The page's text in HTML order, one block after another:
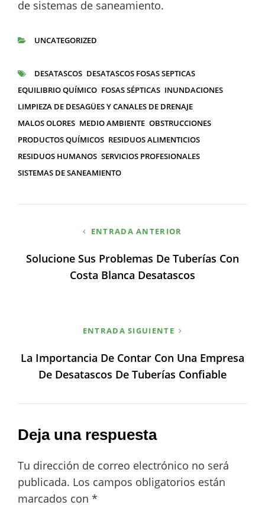
de sistemas de saneamiento.
UNCATEGORIZED
ETIQUETAS
DESATASCOS DESATASCOS FOSAS SEPTICAS
EQUILIBRIO QUÍMICO FOSAS SÉPTICAS INUNDACIONES
LIMPIEZA DE DESAGÜES Y CANALES DE DRENAJE
MALOS OLORES MEDIO AMBIENTE OBSTRUCCIONES
PRODUCTOS QUÍMICOS RESIDUOS ALIMENTICIOS
RESIDUOS HUMANOS SERVICIOS PROFESIONALES
SISTEMAS DE SANEAMIENTO
entradas
ENTRADA ANTERIOR
Solucione Sus Problemas De Tuberías Con
Costa Blanca Desatascos
ENTRADA SIGUIENTE
La Importancia De Contar Con Una Empresa
De Desatascos De Tuberías Confiable
Deja una respuesta
Tu dirección de correo electrónico no será
publicada. Los campos obligatorios están
marcados con *